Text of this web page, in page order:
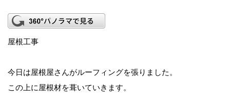
屋根工事
今日は屋根屋さんがルーフィングを張りました。
この上に屋根材を葺いていきます。